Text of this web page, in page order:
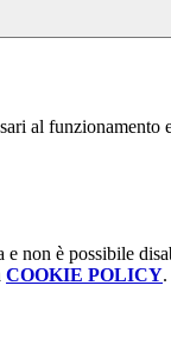
al
e non è possibile
COOKIE POLICY.